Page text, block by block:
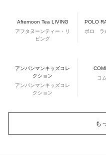
Afternoon Tea LIVING
アフタヌーンティー・リ
ビング
POLO
ポロ ラ
アンパンマンキッズコレ
クション
アンパンマンキッズコレ
クション
コ
も